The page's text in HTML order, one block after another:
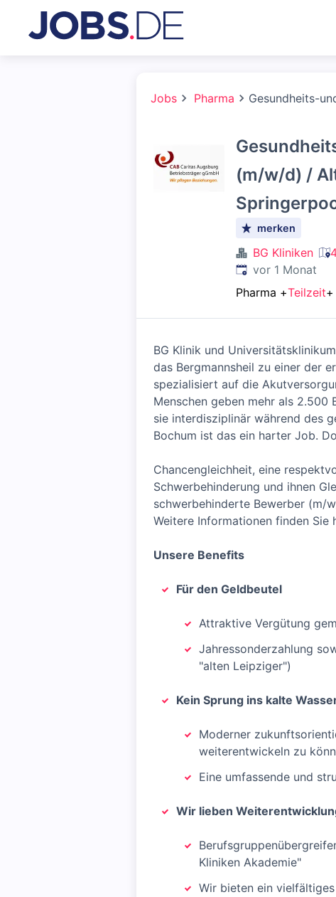
Jobs Pharma Gesundheits-
(m/w/d) /
merken
BG Kliniken
Veröffentlicht:
vor 1 Monat
Pharma +Teilzeit+
BG Klinik und
das Bergmannsheil zu einer der
spezialisiert auf die
Menschen geben mehr als
sie interdisziplinär während des
Bochum ist das ein harter Job.
Chancengleichheit, eine
Schwerbehinderung und ihnen
schwerbehinderte Bewerber (m/
Weitere Informationen finden Sie
Unsere Benefits
Für den Geldbeutel
Attraktive Vergütung
Jahressonderzahlung
"alten Leipziger")
Kein Sprung ins kalte
Moderner
weiterentwickeln zu
Eine umfassende und
Wir lieben
Kliniken Akademie"
Wir bieten ein